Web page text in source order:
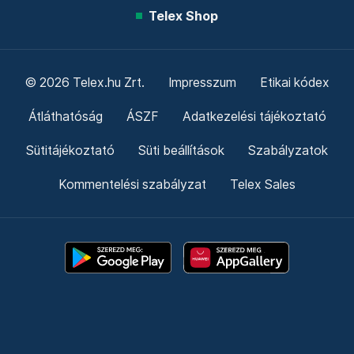
Telex Shop
© 2026 Telex.hu Zrt. Impresszum Etikai kódex
Átláthatóság ÁSZF Adatkezelési tájékoztató
Sütitájékoztató Süti beállítások Szabályzatok
Kommentelési szabályzat Telex Sales